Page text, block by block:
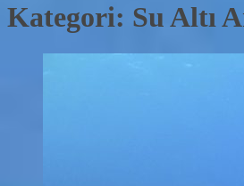
Kategori: Su Altı